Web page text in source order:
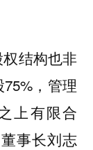
结构也非
，管理
上有限合
事长刘志